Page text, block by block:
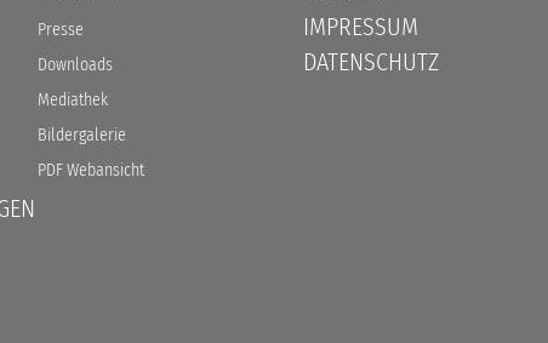
Presse
Downloads
Mediathek
Bildergalerie
PDF Webansicht
IMPRESSUM
DATENSCHUTZ